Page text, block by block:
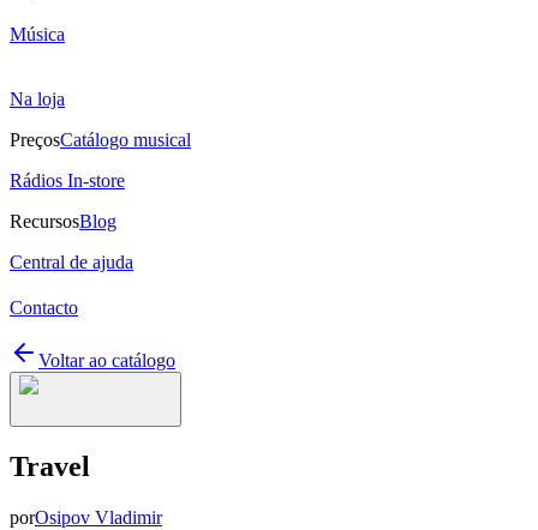
Música
Na loja
PreçosCatálogo musical
Rádios In-store
RecursosBlog
Central de ajuda
Contacto
Voltar ao catálogo
Travel
porOsipov Vladimir